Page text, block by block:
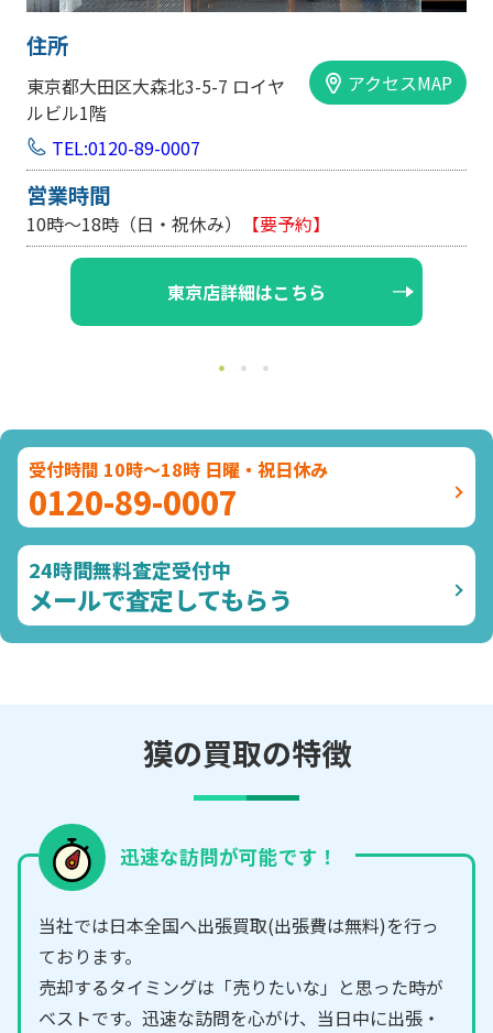
大田区大森北3-5-7 ロイヤ
1階
アクセスMAP
89-0007
間
18時（日・祝休み）【要予約】
東京店詳細はこちら
大阪市中
手前ビル
受付時間 10時～18時 日曜・祝日休み
0120-89-0007
24時間無料査定受付中
メールで査定してもらう
獏の買取の特徴
迅速な訪問が可能です！
当社では日本全国へ出張買取(出張費は無料)を行っ
ております。
売却するタイミングは「売りたいな」と思った時が
ベストです。迅速な訪問を心がけ、当日中に出張・